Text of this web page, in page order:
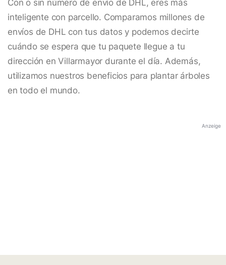
Con o sin número de envío de DHL, eres más
inteligente con parcello. Comparamos millones de
envíos de DHL con tus datos y podemos decirte
cuándo se espera que tu paquete llegue a tu
dirección en Villarmayor durante el día. Además,
utilizamos nuestros beneficios para plantar árboles
en todo el mundo.
Anzeige